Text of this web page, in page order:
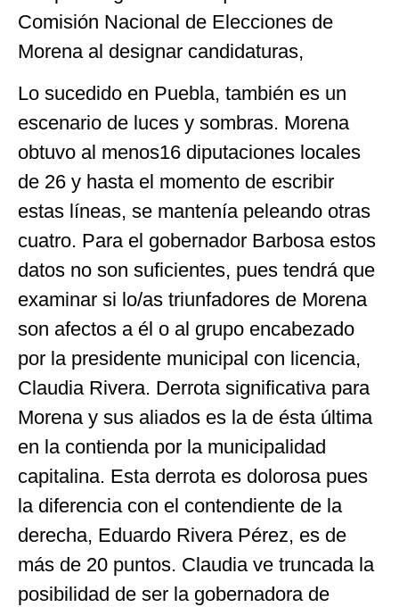
Comisión Nacional de Elecciones de
Morena al designar candidaturas,
Lo sucedido en Puebla, también es un
escenario de luces y sombras. Morena
obtuvo al menos16 diputaciones locales
de 26 y hasta el momento de escribir
estas líneas, se mantenía peleando otras
cuatro. Para el gobernador Barbosa estos
datos no son suficientes, pues tendrá que
examinar si lo/as triunfadores de Morena
son afectos a él o al grupo encabezado
por la presidente municipal con licencia,
Claudia Rivera. Derrota significativa para
Morena y sus aliados es la de ésta última
en la contienda por la municipalidad
capitalina. Esta derrota es dolorosa pues
la diferencia con el contendiente de la
derecha, Eduardo Rivera Pérez, es de
más de 20 puntos. Claudia ve truncada la
posibilidad de ser la gobernadora de